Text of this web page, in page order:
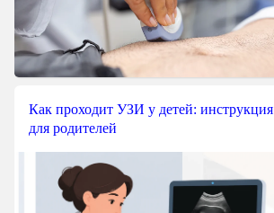
Как проходит УЗИ у детей: инструкция
для родителей